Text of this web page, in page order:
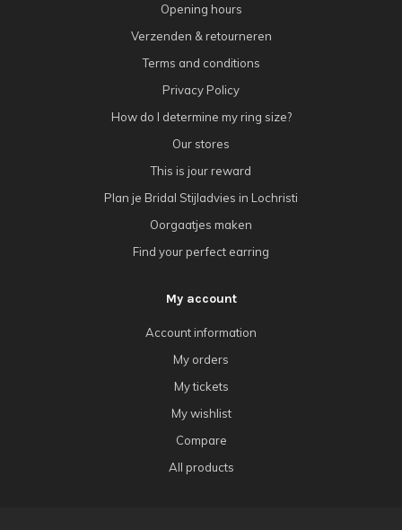
Opening hours
Verzenden & retourneren
Terms and conditions
Privacy Policy
How do I determine my ring size?
Our stores
This is jour reward
Plan je Bridal Stijladvies in Lochristi
Oorgaatjes maken
Find your perfect earring
My account
Account information
My orders
My tickets
My wishlist
Compare
All products